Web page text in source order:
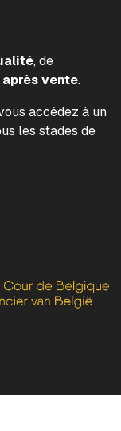
, de
vente.
accédez à un
les stades de